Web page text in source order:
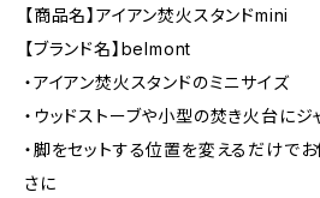
【商品名】アイアン焚火スタンドmini
【ブランド名】belmont
・アイアン焚火スタンドのミニサイズ
・ウッドストーブや小型の焚き火台にジ
・脚をセットする位置を変えるだけで
さに